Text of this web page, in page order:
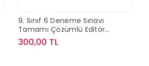
9. Sınıf 6 Deneme Sınavı
Tamamı Çözümlü Editör
Yayınları
300,00 TL